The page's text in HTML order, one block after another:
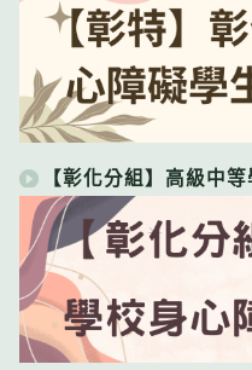
【彰化分組】高級中